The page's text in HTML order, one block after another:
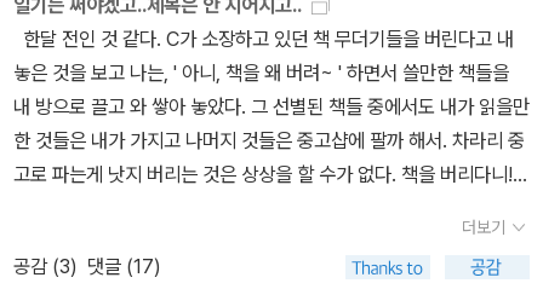
남같지 않은 가정 환경 따위 엿이나 먹으라지. '씨블놈'으로 시작해서
'씨블놈'으로 끝나는 살벌한 대화체의 문장이긴 하지만 그래서 인간
냄새 풀풀 나는 맛있는 진미. ▤ 5월 28일반 브라이언트 外: 강주헌
옮김 (동아사이언스, 휘슬러 / 2007년 5월) 초,중학생을 위한 교육
학습서인 <Sciencing Odyssey> 시리즈중 하나. 컬러 그림, 사진
들과 쉽고 재밌는 구성으로 범죄수사에서 배울 수 있는 기초적인 지
000년 3월) 언제 다가올지 모르는 생활환경/사회생활에서의 변화에
한달 전인 것 같다. C가 소장하고 있던 책 무더기들을 버린다고 내
놓은 것을 보고 나는, ' 아니, 책을 왜 버려~ ' 하면서 쓸만한 책들을
내 방으로 끌고 와 쌓아 놓았다. 그 선별된 책들 중에서도 내가 읽을만
한 것들은 내가 가지고 나머지 것들은 중고샵에 팔까 해서. 차라리 중
고로 파는게 낫지 버리는 것은 상상을 할 수가 없다. 책을 버리다니!!
일 미루고 있었다. 어느 날인가 책들을 들춰 보다가 눈에 띄는 한 권의
더보기
공감 (3) 댓글 (17)